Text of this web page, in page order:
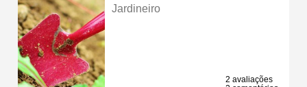
Jardineiro
2 avaliações